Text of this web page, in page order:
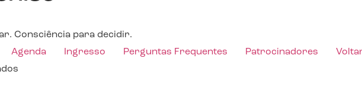
Consciência para decidir.
Agenda Ingresso Perguntas Frequentes Patrocinadores